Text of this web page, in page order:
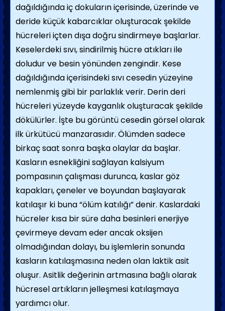
dağıldığında iç dokuların içerisinde, üzerinde ve
deride küçük kabarcıklar oluşturacak şekilde
hücreleri içten dışa doğru sindirmeye başlarlar.
Keselerdeki sıvı, sindirilmiş hücre atıkları ile
doludur ve besin yönünden zengindir. Kese
dağıldığında içerisindeki sıvı cesedin yüzeyine
nemlenmiş gibi bir parlaklık verir. Derin deri
hücreleri yüzeyde kayganlık oluşturacak şekilde
dökülürler. İşte bu görüntü cesedin görsel olarak
ilk ürkütücü manzarasıdır. Ölümden sadece
birkaç saat sonra başka olaylar da başlar.
Kasların esnekliğini sağlayan kalsiyum
pompasının çalışması durunca, kaslar göz
kapakları, çeneler ve boyundan başlayarak
katılaşır ki buna “ölüm katılığı” denir. Kaslardaki
hücreler kısa bir süre daha besinleri enerjiye
çevirmeye devam eder ancak oksijen
olmadığından dolayı, bu işlemlerin sonunda
kasların katılaşmasına neden olan laktik asit
oluşur. Asitlik değerinin artmasına bağlı olarak
hücresel artıkların jelleşmesi katılaşmaya
yardımcı olur.